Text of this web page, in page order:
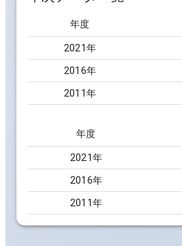
年度
2021年
2016年
2011年
年度
2021年
2016年
2011年